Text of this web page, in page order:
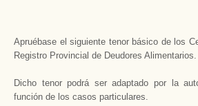
Apruébase el siguiente tenor básico de los
Registro Provincial de Deudores Alimentarios.
Dicho tenor podrá ser adaptado por la
función de los casos particulares.